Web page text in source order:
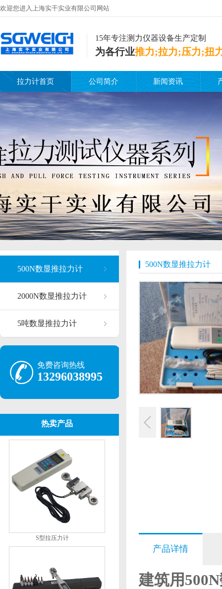
欢迎您进入上海实干实业有限公司网站
15年专注测力仪器设备生产定制
为各行业推力;拉力;压力;扭
拉力计首页 公司简介 新闻资讯
500N数显推拉力计
2000N数显推拉力计
5吨数显推拉力计
免费咨询热线
13296038995
热卖产品
S型拉压力计
500N数显推拉力计
产品详情
建筑用